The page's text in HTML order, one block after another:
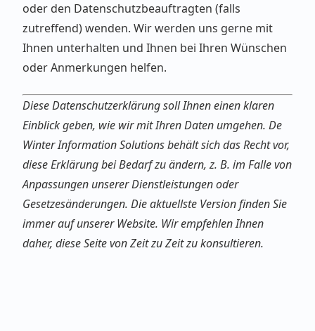
oder den Datenschutzbeauftragten (falls
zutreffend) wenden. Wir werden uns gerne mit
Ihnen unterhalten und Ihnen bei Ihren Wünschen
oder Anmerkungen helfen.
Diese Datenschutzerklärung soll Ihnen einen klaren
Einblick geben, wie wir mit Ihren Daten umgehen. De
Winter Information Solutions behält sich das Recht vor,
diese Erklärung bei Bedarf zu ändern, z. B. im Falle von
Anpassungen unserer Dienstleistungen oder
Gesetzesänderungen. Die aktuellste Version finden Sie
immer auf unserer Website. Wir empfehlen Ihnen
daher, diese Seite von Zeit zu Zeit zu konsultieren.